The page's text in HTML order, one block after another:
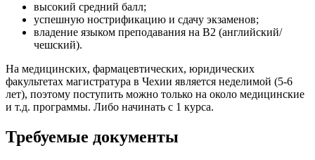
высокий средний балл;
успешную нострификацию и сдачу экзаменов;
владение языком преподавания на В2 (английский/
чешский).
На медицинских, фармацевтических, юридических
факультетах магистратура в Чехии является неделимой (5-6
лет), поэтому поступить можно только на около медицинские
и т.д. программы. Либо начинать с 1 курса.
Требуемые документы